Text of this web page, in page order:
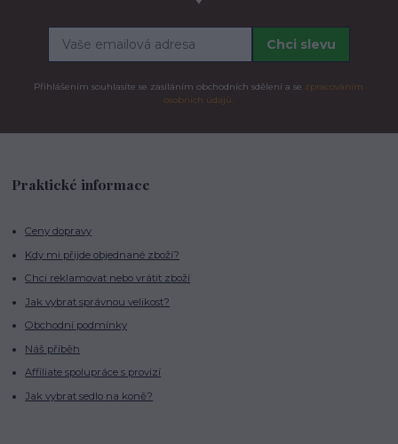
Chci slevu
Přihlášením souhlasíte se zasíláním obchodních sdělení a se zpracováním
osobních údajů.
Praktické informace
Ceny dopravy
Kdy mi přijde objednané zboží?
Chci reklamovat nebo vrátit zboží
Jak vybrat správnou velikost?
Obchodní podmínky
Náš příběh
Affiliate spolupráce s provizí
Jak vybrat sedlo na koně?